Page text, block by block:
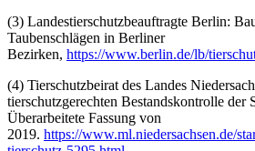
(3) Landestierschutzbeauftragte Berlin:
Taubenschlägen in Berliner
Bezirken, https://www.berlin.de/lb/
(4) Tierschutzbeirat des Landes
tierschutzgerechten Bestandskontrolle der
Überarbeitete Fassung von
2019. https://www.ml.niedersachsen.de/